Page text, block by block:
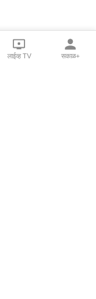
लाईव्ह TV सकाळ+